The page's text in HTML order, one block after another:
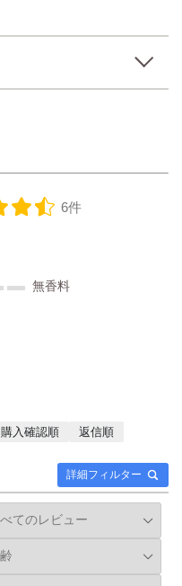
6件
無香料
詳細フィルター
購入確認順
返信順